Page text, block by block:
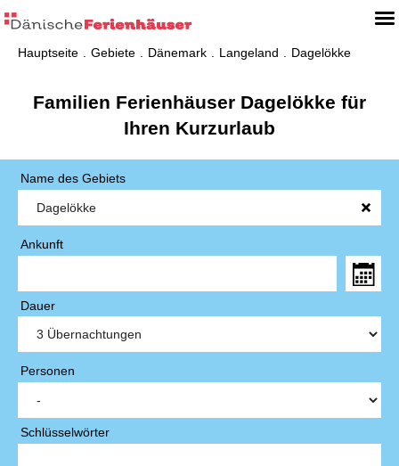
Hauptseite Gebiete Dänemark Langeland Dagelökke
Familien Ferienhäuser Dagelökke für
Ihren Kurzurlaub
Name des Gebiets
Ankunft
Dauer
Personen
Schlüsselwörter